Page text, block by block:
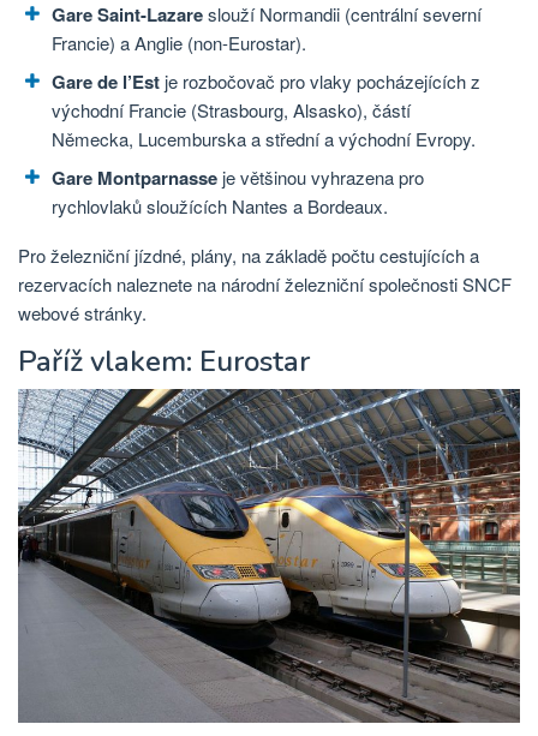
Gare Saint-Lazareslouží Normandii (centrální severní
Francie) a Anglie (non-Eurostar).
Gare de l’Est je rozbočovač pro vlaky pocházejících z
východní Francie (Strasbourg, Alsasko), částí
Německa, Lucemburska a střední a východní Evropy.
Gare Montparnasse je většinou vyhrazena pro
rychlovlaků sloužících Nantes a Bordeaux.
Pro železniční jízdné, plány, na základě počtu cestujících a
rezervacích naleznete na národní železniční společnosti SNCF
webové stránky.
Paříž vlakem: Eurostar